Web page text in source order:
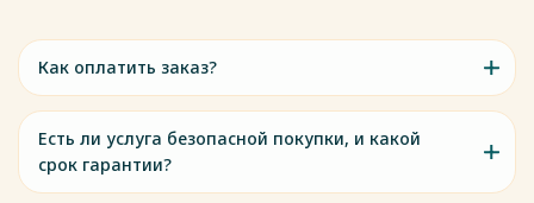
Как оплатить заказ?
Есть ли услуга безопасной покупки, и какой
срок гарантии?